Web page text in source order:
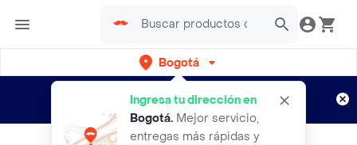
Bogotá
Ingresa tu dirección en
Bogotá. Mejor servicio,
entregas más rápidas y
envíos gratis por semanas
Aplican TyC